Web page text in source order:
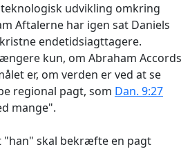
udvikling omkring
Aftalerne har igen sat Daniels
endetidsiagttagere.
kun, om Abraham Accords
er, om verden er ved at se
regional pagt, som Dan. 9:27
mange".
"han" skal bekræfte en pagt